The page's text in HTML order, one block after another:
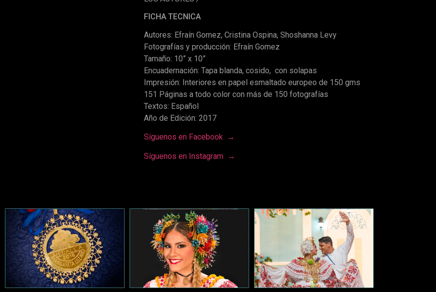
FICHA TECNICA
Autores: Efraín Gomez, Cristina Ospina, Shoshanna Levy
Fotografías y producción: Efraín Gomez
Tamaño: 10” x 10”
Encuadernación: Tapa blanda, cosido, con solapas
Impresión: Interiores en papel esmaltado europeo de 150 gms
151 Páginas a todo color con más de 150 fotografías
Textos: Español
Año de Edición: 2017
Síguenos en Facebook →
Síguenos en Instagram →